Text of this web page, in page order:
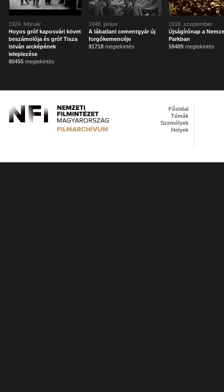
1924. február
Hoyos gróf kaposvári követ
beszámolója és gróf Tisza
István arcképének
leleplezése
80455 megtekintés
1948. június
A lábatlani cementgyár új
forgókemencéje
81718 megtekintés
1918. szeptember
Újságírónap a
Parkban
59489 megtekintés
Főoldal
Témák
Személyek
Helyek